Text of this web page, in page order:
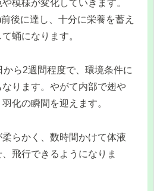
模様が変化していきます。
後に達し、十分に栄養を蓄え
蛹になります。
ら2週間程度で、環境条件に
ります。やがて内部で翅や
化の瞬間を迎えます。
らかく、数時間かけて体液
飛行できるようになりま